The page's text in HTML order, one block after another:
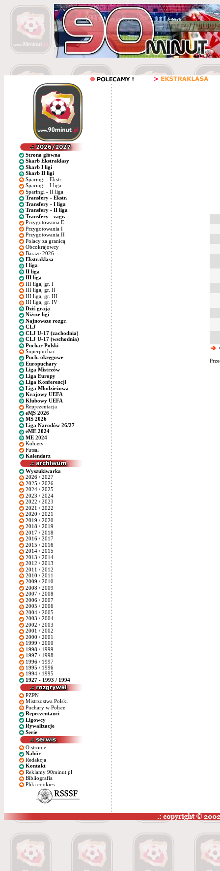
Strona główna
Skarb Ekstraklasy
Skarb I ligi
Skarb II ligi
Sparingi - Ekstr.
Sparingi - I liga
Sparingi - II liga
Transfery - Ekstr.
Transfery - I liga
Transfery - II liga
Transfery - zagr.
Przygotowania E
Przygotowania I
Przygotowania II
Polacy za granicą
Obcokrajowcy
Baraże 2026
Ekstraklasa
I liga
II liga
III liga
III liga, gr. I
III liga, gr. II
III liga, gr. III
III liga, gr. IV
Dziś grają
Niższe ligi
Najnowsze rozgr.
CLJ
CLJ U-17 (zachodnia)
CLJ U-17 (wschodnia)
Puchar Polski
Superpuchar
Puch. okręgowe
Europuchary
Liga Mistrzów
Liga Europy
Liga Konferencji
Liga Młodzieżowa
Krajowy UEFA
Klubowy UEFA
Reprezentacja
eMŚ 2026
MŚ 2026
Liga Narodów 26/27
eME 2024
ME 2024
Kobiety
Futsal
Kalendarz
Wyszukiwarka
2026 / 2027
2025 / 2026
2024 / 2025
2023 / 2024
2022 / 2023
2021 / 2022
2020 / 2021
2019 / 2020
2018 / 2019
2017 / 2018
2016 / 2017
2015 / 2016
2014 / 2015
2013 / 2014
2012 / 2013
2011 / 2012
2010 / 2011
2009 / 2010
2008 / 2009
2007 / 2008
2006 / 2007
2005 / 2006
2004 / 2005
2003 / 2004
2002 / 2003
2001 / 2002
2000 / 2001
1999 / 2000
1998 / 1999
1997 / 1998
1996 / 1997
1995 / 1996
1994 / 1995
1927 - 1993 / 1994
PZPN
Mistrzostwa Polski
Puchary w Polsce
Reprezentanci
Ligowcy
Rywalizacje
Serie
O stronie
Nabór
Redakcja
Kontakt
Reklamy 90minut.pl
Bibliografia
Pliki cookies